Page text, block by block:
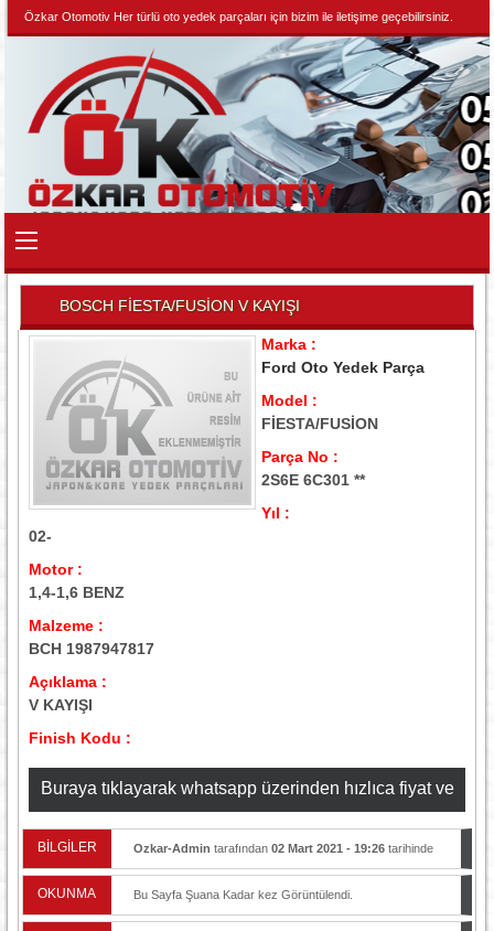
Özkar Otomotiv Her türlü oto yedek parçaları için bizim ile iletişime geçebilirsiniz.
BOSCH FİESTA/FUSİON V KAYIŞI
Marka :
Ford Oto Yedek Parça
Model :
FİESTA/FUSİON
Parça No :
2S6E 6C301 **
Yıl :
02-
Motor :
1,4-1,6 BENZ
Malzeme :
BCH 1987947817
Açıklama :
V KAYIŞI
Finish Kodu :
Buraya tıklayarak whatsapp üzerinden hızlıca fiyat ve
stok bilgisi alabilirsiniz
BİLGİLER Ozkar-Admin tarafından 02 Mart 2021 - 19:26tarihinde
OKUNMA Bu Sayfa Şuana Kadar kez Görüntülendi.